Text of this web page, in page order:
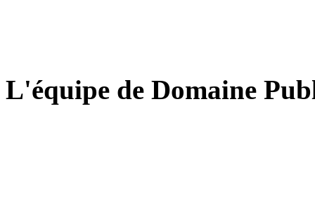
L'équipe de Domaine